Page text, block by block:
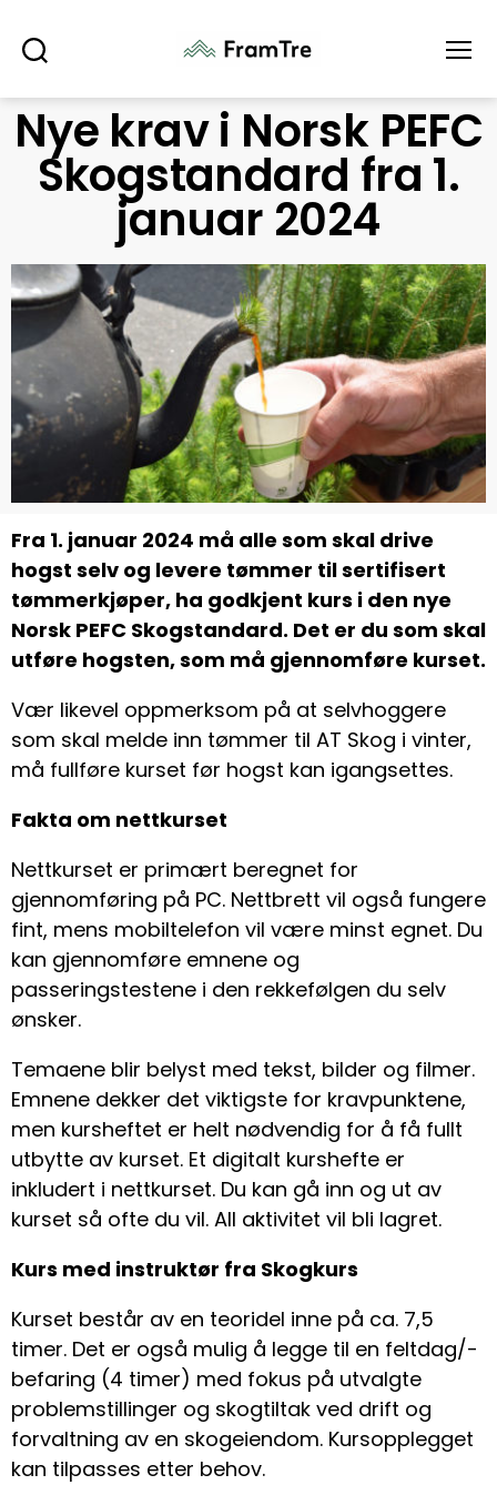
Nye krav i Norsk PEFC
Skogstandard fra 1.
januar 2024
Fra 1. januar 2024 må alle som skal drive
hogst selv og levere tømmer til sertifisert
tømmerkjøper, ha godkjent kurs i den nye
Norsk PEFC Skogstandard. Det er du som skal
utføre hogsten, som må gjennomføre kurset.
Vær likevel oppmerksom på at selvhoggere
som skal melde inn tømmer til AT Skog i vinter,
må fullføre kurset før hogst kan igangsettes.
Fakta om nettkurset
Nettkurset er primært beregnet for
gjennomføring på PC. Nettbrett vil også fungere
fint, mens mobiltelefon vil være minst egnet. Du
kan gjennomføre emnene og
passeringstestene i den rekkefølgen du selv
ønsker.
Temaene blir belyst med tekst, bilder og filmer.
Emnene dekker det viktigste for kravpunktene,
men kursheftet er helt nødvendig for å få fullt
utbytte av kurset. Et digitalt kurshefte er
inkludert i nettkurset. Du kan gå inn og ut av
kurset så ofte du vil. All aktivitet vil bli lagret.
Kurs med instruktør fra Skogkurs
Kurset består av en teoridel inne på ca. 7,5
timer. Det er også mulig å legge til en feltdag/-
befaring (4 timer) med fokus på utvalgte
problemstillinger og skogtiltak ved drift og
forvaltning av en skogeiendom. Kursopplegget
kan tilpasses etter behov.